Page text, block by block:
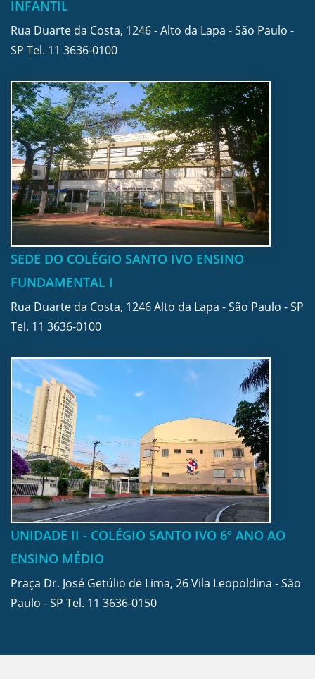
INFANTIL
Rua Duarte da Costa, 1246 - Alto da Lapa - São Paulo -
SP Tel. 11 3636-0100
SEDE DO COLÉGIO SANTO IVO ENSINO
FUNDAMENTAL I
Rua Duarte da Costa, 1246 Alto da Lapa - São Paulo - SP
Tel. 11 3636-0100
UNIDADE II - COLÉGIO SANTO IVO 6º ANO AO
ENSINO MÉDIO
Praça Dr. José Getúlio de Lima, 26 Vila Leopoldina - São
Paulo - SP Tel. 11 3636-0150